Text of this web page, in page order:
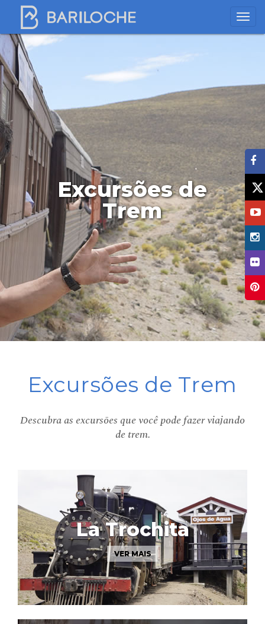
Excursões de
Trem
Excursões de Trem
Descubra as excursões que você pode fazer viajando
de trem.
La Trochita
VER MAIS